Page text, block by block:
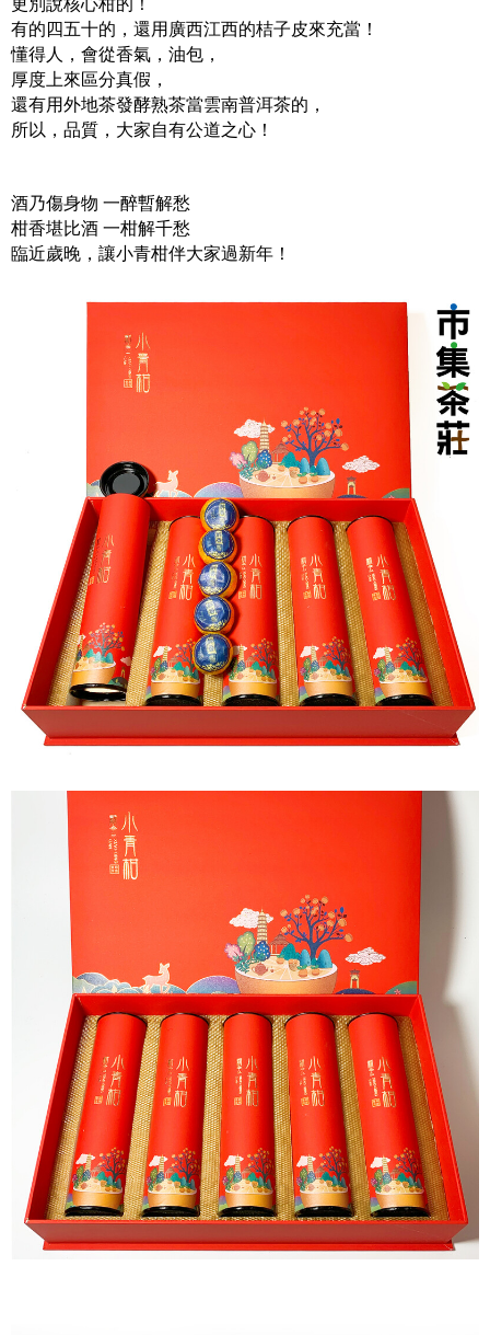
有的四五十的，還用廣西江西的桔子皮來充當！
懂得人，會從香氣，油包，
厚度上來區分真假，
還有用外地茶發酵熟茶當雲南普洱茶的，
所以，品質，大家自有公道之心！
酒乃傷身物 一醉暫解愁
柑香堪比酒 一柑解千愁
臨近歲晚，讓小青柑伴大家過新年！